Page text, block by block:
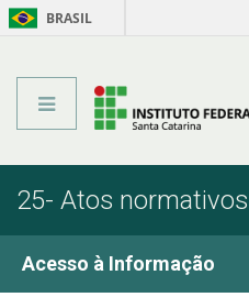
BRASIL
25- Atos normativos
Acesso à Informação